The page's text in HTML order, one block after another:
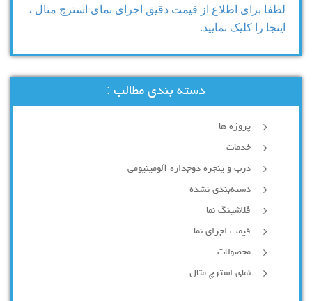
لطفا برای اطلاع از قیمت دقیق اجرای نمای استرچ متال ،
اینجا را کلیک نمایید.
دسته بندی مطالب :
پروژه ها
خدمات
درب و پنجره دوجداره آلومینیومی
دسته‌بندی نشده
فلاشینگ نما
قیمت اجرای نما
محصولات
نمای استرچ متال